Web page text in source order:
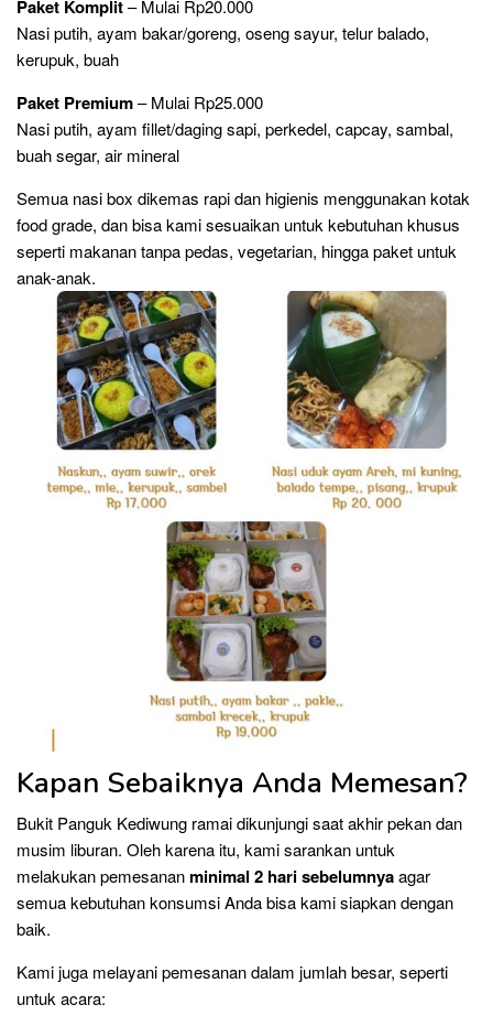
Paket Komplit– Mulai Rp20.000
Nasi putih, ayam bakar/goreng, oseng sayur, telur balado,
kerupuk, buah
Paket Premium– Mulai Rp25.000
Nasi putih, ayam fillet/daging sapi, perkedel, capcay, sambal,
buah segar, air mineral
Semua nasi box dikemas rapi dan higienis menggunakan kotak
food grade, dan bisa kami sesuaikan untuk kebutuhan khusus
seperti makanan tanpa pedas, vegetarian, hingga paket untuk
anak-anak.
Kapan Sebaiknya Anda Memesan?
Bukit Panguk Kediwung ramai dikunjungi saat akhir pekan dan
musim liburan. Oleh karena itu, kami sarankan untuk
melakukan pemesananminimal 2 hari sebelumnyaagar
semua kebutuhan konsumsi Anda bisa kami siapkan dengan
baik.
Kami juga melayani pemesanan dalam jumlah besar, seperti
untuk acara: